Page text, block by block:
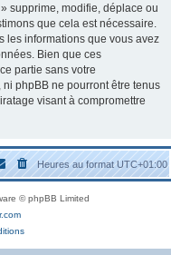
supprime, modifie, déplace ou
que cela est nécessaire.
les informations que vous avez
Bien que ces
partie sans votre
phpBB ne pourront être tenus
visant à compromettre
Heures au formatUTC+01:00
© phpBB Limited